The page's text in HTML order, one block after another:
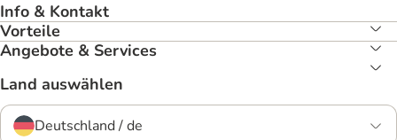
Info & Kontakt
Vorteile
Angebote & Services
Land auswählen
Deutschland / de